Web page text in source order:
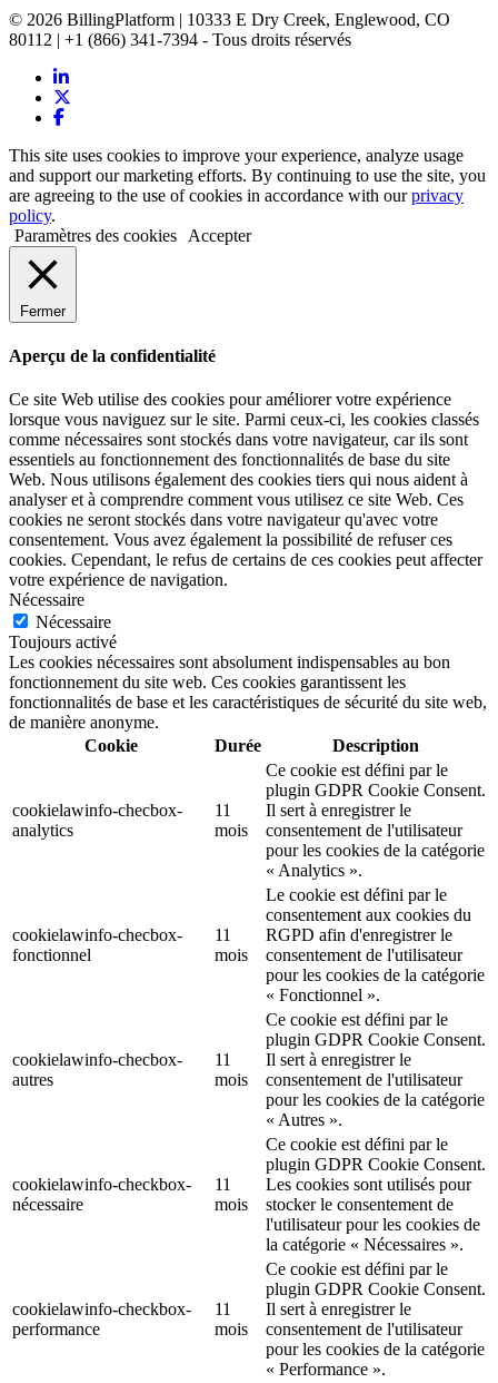
© 2026 BillingPlatform | 10333 E Dry Creek, Englewood, CO
80112 | +1 (866) 341-7394 - Tous droits réservés
This site uses cookies to improve your experience, analyze usage
and support our marketing efforts. By continuing to use the site, you
are agreeing to the use of cookies in accordance with ourprivacy
policy.
Paramètres des cookies
Accepter
Fermer
Aperçu de la confidentialité
Ce site Web utilise des cookies pour améliorer votre expérience
lorsque vous naviguez sur le site. Parmi ceux-ci, les cookies classés
comme nécessaires sont stockés dans votre navigateur, car ils sont
essentiels au fonctionnement des fonctionnalités de base du site
Web. Nous utilisons également des cookies tiers qui nous aident à
analyser et à comprendre comment vous utilisez ce site Web. Ces
cookies ne seront stockés dans votre navigateur qu'avec votre
consentement. Vous avez également la possibilité de refuser ces
cookies. Cependant, le refus de certains de ces cookies peut affecter
votre expérience de navigation.
Nécessaire
Nécessaire
Toujours activé
Les cookies nécessaires sont absolument indispensables au bon
fonctionnement du site web. Ces cookies garantissent les
fonctionnalités de base et les caractéristiques de sécurité du site web,
de manière anonyme.
Cookie
Durée Description
cookielawinfo-checbox-
analytics
11
mois
Ce cookie est défini par le
plugin GDPR Cookie Consent.
Il sert à enregistrer le
consentement de l'utilisateur
pour les cookies de la catégorie
« Analytics ».
cookielawinfo-checbox-
fonctionnel
11
mois
Le cookie est défini par le
consentement aux cookies du
RGPD afin d'enregistrer le
consentement de l'utilisateur
pour les cookies de la catégorie
« Fonctionnel ».
cookielawinfo-checbox-
autres
11
mois
Ce cookie est défini par le
plugin GDPR Cookie Consent.
Il sert à enregistrer le
consentement de l'utilisateur
pour les cookies de la catégorie
« Autres ».
cookielawinfo-checkbox-
nécessaire
11
mois
Ce cookie est défini par le
plugin GDPR Cookie Consent.
Les cookies sont utilisés pour
stocker le consentement de
l'utilisateur pour les cookies de
la catégorie « Nécessaires ».
cookielawinfo-checkbox-
performance
11
mois
Ce cookie est défini par le
plugin GDPR Cookie Consent.
Il sert à enregistrer le
consentement de l'utilisateur
pour les cookies de la catégorie
« Performance ».